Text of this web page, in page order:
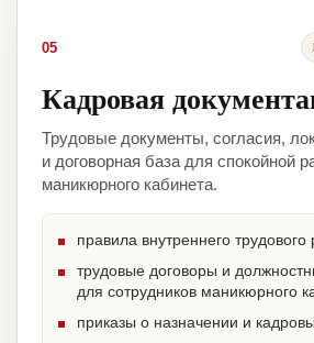
05
Кадровая
Трудовые документы, согласия,
и договорная база для спокойной
маникюрного кабинета.
правила внутреннего трудового
трудовые договоры и
для сотрудников маникюрного
приказы о назначении и